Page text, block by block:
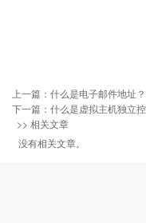
上一篇： 什么是电子邮件地址？
下一篇： 什么是虚拟主机独立
>> 相关文章
没有相关文章。